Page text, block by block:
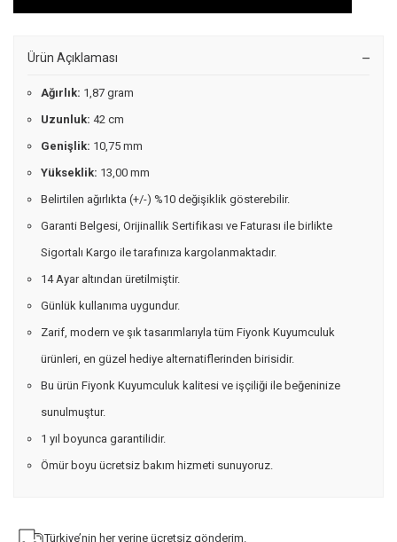
Ürün Açıklaması
Ağırlık: 1,87 gram
Uzunluk: 42 cm
Genişlik: 10,75 mm
Yükseklik: 13,00 mm
Belirtilen ağırlıkta (+/-) %10 değişiklik gösterebilir.
Garanti Belgesi, Orijinallik Sertifikası ve Faturası ile birlikte
Sigortalı Kargo ile tarafınıza kargolanmaktadır.
14 Ayar altından üretilmiştir.
Günlük kullanıma uygundur.
Zarif, modern ve şık tasarımlarıyla tüm Fiyonk Kuyumculuk
ürünleri, en güzel hediye alternatiflerinden birisidir.
Bu ürün Fiyonk Kuyumculuk kalitesi ve işçiliği ile beğeninize
sunulmuştur.
1 yıl boyunca garantilidir.
Ömür boyu ücretsiz bakım hizmeti sunuyoruz.
Türkiye’nin her yerine ücretsiz gönderim.